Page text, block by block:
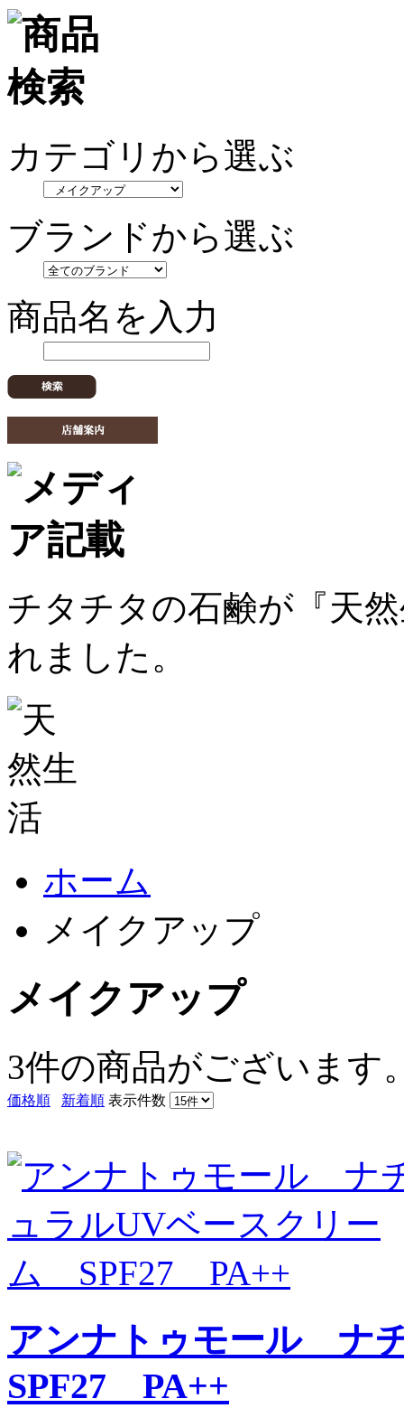
カテゴリから選ぶ
ブランドから選ぶ
商品名を入力
チタチタの石鹸が『天
れました。
ホーム
メイクアップ
メイクアップ
3件の商品がございます
価格順 新着順 表示件数
アンナトゥモール ナ
SPF27 PA++